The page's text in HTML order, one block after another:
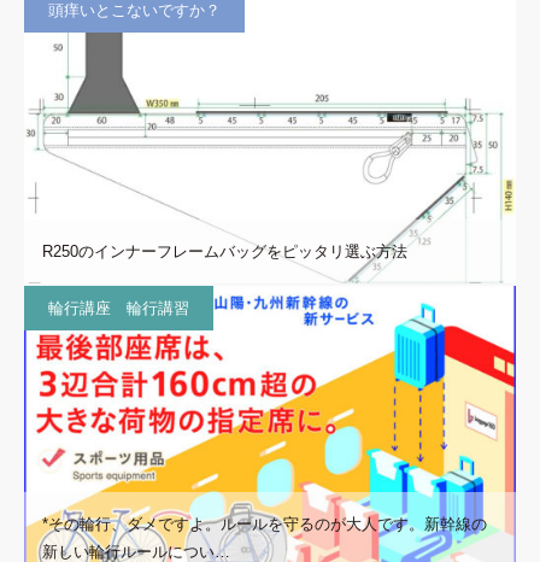
頭痒いとこないですか？
R250のインナーフレームバッグをピッタリ選ぶ方法
輪行講座 輪行講習
*その輪行、ダメですよ。ルールを守るのが大人です。新幹線の
新しい輪行ルールについ…